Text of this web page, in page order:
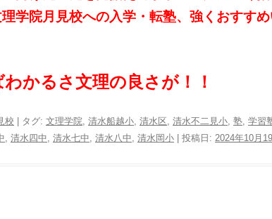
学院月見校への入学・転塾、強くおすすめ
かるさ文理の良さが！！
校 | タグ: 文理学院, 清水船越小, 清水区, 清水不二見小, 塾, 学習
, 清水四中, 清水七中, 清水八中, 清水岡小 | 投稿日: 2024年10月